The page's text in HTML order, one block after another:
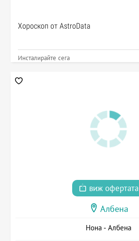
Хороскоп от AstroData
Инсталирайте сега
виж офертата
Албена
Нона - Албена